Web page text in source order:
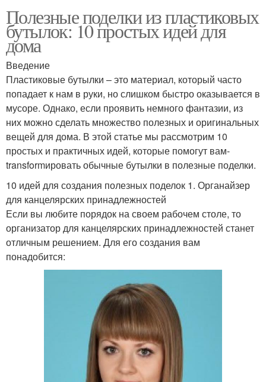
Полезные поделки из пластиковых
бутылок: 10 простых идей для
дома
Введение
Пластиковые бутылки – это материал, который часто
попадает к нам в руки, но слишком быстро оказывается в
мусоре. Однако, если проявить немного фантазии, из
них можно сделать множество полезных и оригинальных
вещей для дома. В этой статье мы рассмотрим 10
простых и практичных идей, которые помогут вам-
transformировать обычные бутылки в полезные поделки.
10 идей для создания полезных поделок 1. Органайзер
для канцелярских принадлежностей
Если вы любите порядок на своем рабочем столе, то
организатор для канцелярских принадлежностей станет
отличным решением. Для его создания вам
понадобится: